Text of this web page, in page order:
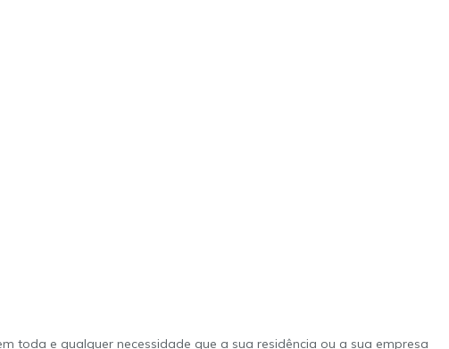
toda e qualquer necessidade que a sua residência ou a sua empresa